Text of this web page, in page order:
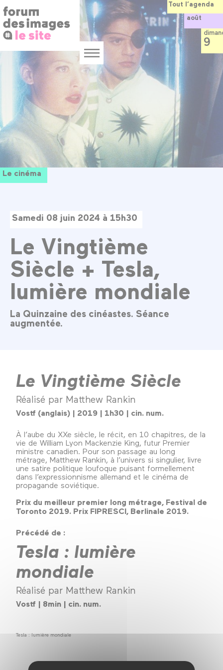
Panneau de gestion des cookies
au
contenu
principal
Menu
Le cinéma
Samedi 08 juin 2024 à 15h30
Le Vingtième
Siècle + Tesla,
lumière mondiale
La Quinzaine des cinéastes. Séance
augmentée.
Le Vingtième Siècle
Réalisé par Matthew Rankin
Vostf (anglais) | 2019 | 1h30 | cin. num.
À l’aube du XXe siècle, le récit, en 10 chapitres, de la
vie de William Lyon Mackenzie King, futur Premier
ministre canadien. Pour son passage au long
métrage, Matthew Rankin, à l’univers si singulier, livre
une satire politique loufoque puisant formellement
dans l’expressionnisme allemand et le cinéma de
propagande soviétique.
Prix du meilleur premier long métrage, Festival de
Toronto 2019. Prix FIPRESCI, Berlinale 2019.
Précédé de :
Tesla : lumière
mondiale
Réalisé par Matthew Rankin
Vostf | 8min | cin. num.
Tesla : lumière mondiale
Tout l’agenda
août
9